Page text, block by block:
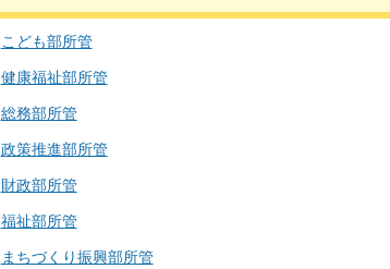
こども部所管
健康福祉部所管
総務部所管
政策推進部所管
財政部所管
福祉部所管
まちづくり振興部所管